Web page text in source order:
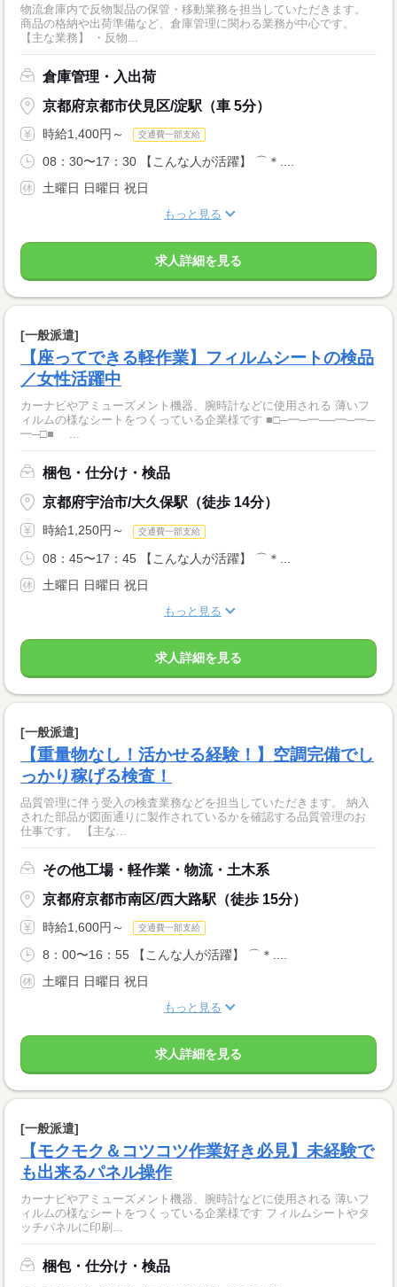
物流倉庫内で反物製品の保管・移動業務を担当していただきます。
商品の格納や出荷準備など、倉庫管理に関わる業務が中心です。
【主な業務】 ・反物...
倉庫管理・入出荷
京都府京都市伏見区/淀駅（車 5分）
時給1,400円～ 交通費一部支給
08：30〜17：30 【こんな人が活躍】 ⌒＊....
土曜日 日曜日 祝日
もっと見る
求人詳細を見る
[一般派遣]
【座ってできる軽作業】フィルムシートの検品
／女性活躍中
カーナビやアミューズメント機器、腕時計などに使用される 薄いフ
ィルムの様なシートをつくっている企業様です ■□─━─━──━─━─
━─□■ ...
梱包・仕分け・検品
京都府宇治市/大久保駅（徒歩 14分）
時給1,250円～ 交通費一部支給
08：45〜17：45 【こんな人が活躍】 ⌒＊...
土曜日 日曜日 祝日
もっと見る
求人詳細を見る
[一般派遣]
【重量物なし！活かせる経験！】空調完備でし
っかり稼げる検査！
品質管理に伴う受入の検査業務などを担当していただきます。 納入
された部品が図面通りに製作されているかを確認する品質管理のお
仕事です。 【主な...
その他工場・軽作業・物流・土木系
京都府京都市南区/西大路駅（徒歩 15分）
時給1,600円～ 交通費一部支給
8：00〜16：55 【こんな人が活躍】 ⌒＊....
土曜日 日曜日 祝日
もっと見る
求人詳細を見る
[一般派遣]
【モクモク＆コツコツ作業好き必見】未経験で
も出来るパネル操作
カーナビやアミューズメント機器、腕時計などに使用される 薄いフ
ィルムの様なシートをつくっている企業様です フィルムシートやタ
ッチパネルに印刷...
梱包・仕分け・検品